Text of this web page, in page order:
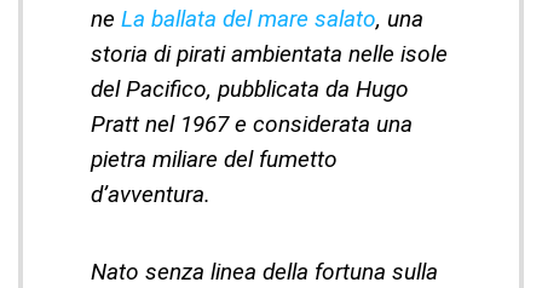
ne La ballata del mare salato, una
storia di pirati ambientata nelle isole
del Pacifico, pubblicata da Hugo
Pratt nel 1967 e considerata una
pietra miliare del fumetto
d’avventura.
Nato senza linea della fortuna sulla